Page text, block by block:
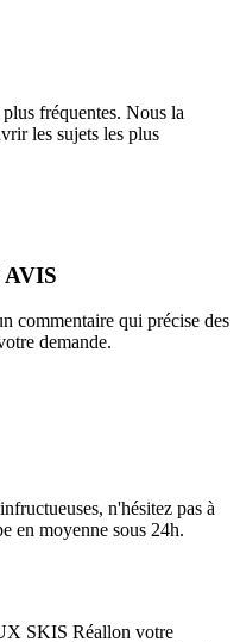
fréquentes. Nous la
les sujets les plus
commentaire qui précise des
demande.
n'hésitez pas à
en moyenne sous 24h.
SKIS Réallon votre